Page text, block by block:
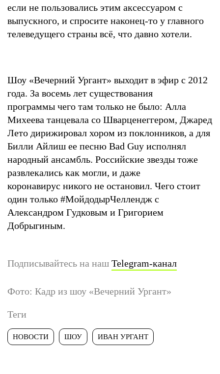
если не пользовались этим аксессуаром с
выпускного, и спросите наконец-то у главного
телеведущего страны всё, что давно хотели.
Шоу «Вечерний Ургант» выходит в эфир с 2012
года. За восемь лет существования
программы чего там только не было: Алла
Михеева танцевала со Шварценеггером, Джаред
Лето дирижировал хором из поклонников, а для
Билли Айлиш ее песню Bad Guy исполнял
народный ансамбль. Российские звезды тоже
развлекались как могли, и даже
коронавирус никого не остановил. Чего стоит
один только #МойдодырЧеллендж с
Александром Гудковым и Григорием
Добрыгиным.
Подписывайтесь на наш Telegram-канал
Фото: Кадр из шоу «Вечерний Ургант»
Теги
НОВОСТИ ШОУ ИВАН УРГАНТ